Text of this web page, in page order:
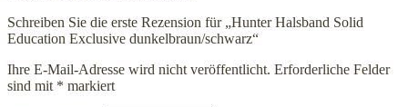
Schreiben Sie die erste Rezension für „Hunter Halsband Solid
Education Exclusive dunkelbraun/schwarz“
Ihre E-Mail-Adresse wird nicht veröffentlicht. Erforderliche Felder
sind mit * markiert